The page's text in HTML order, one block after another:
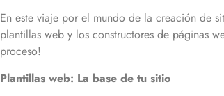
En este viaje por el mundo de la creación de
plantillas web y los constructores de páginas
proceso!
Plantillas web: La base de tu sitio